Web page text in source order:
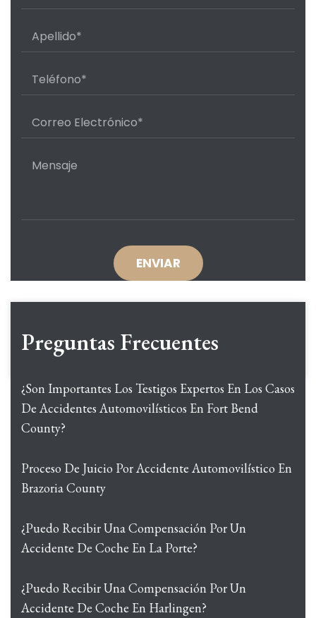
Preguntas Frecuentes
¿Son Importantes Los Testigos Expertos En Los Casos
De Accidentes Automovilísticos En Fort Bend
County?
Proceso De Juicio Por Accidente Automovilístico En
Brazoria County
¿Puedo Recibir Una Compensación Por Un
Accidente De Coche En La Porte?
¿Puedo Recibir Una Compensación Por Un
Accidente De Coche En Harlingen?